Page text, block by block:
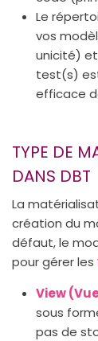
Le
vos
unicité) et
test(s)
efficace
TYPE DE
DANS DBT
La
création du
défaut, le
pour gérer les
View
sous
pas de